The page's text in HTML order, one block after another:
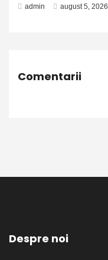
admin august 5, 2026
Comentarii
Despre noi